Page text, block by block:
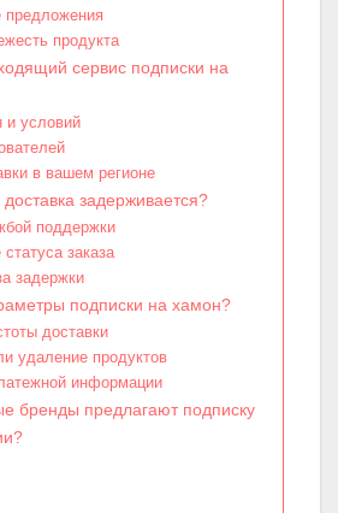
предложения
продукта
сервис подписки на
и условий
в вашем регионе
задерживается?
поддержки
заказа
задержки
подписки на хамон?
доставки
удаление продуктов
информации
бренды предлагают подписку